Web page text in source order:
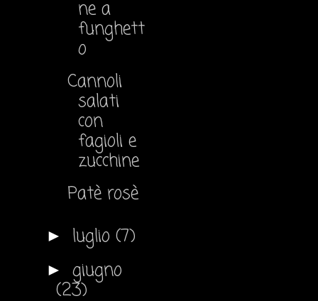
ne a
funghett
o
Cannoli
salati
con
fagioli e
zucchine
Patè rosè
► luglio (7)
► giugno
(23)